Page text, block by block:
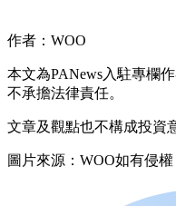
作者：WOO
本文為PANews入駐專欄
不承擔法律責任。
文章及觀點也不構成投資
圖片來源：WOO如有侵權